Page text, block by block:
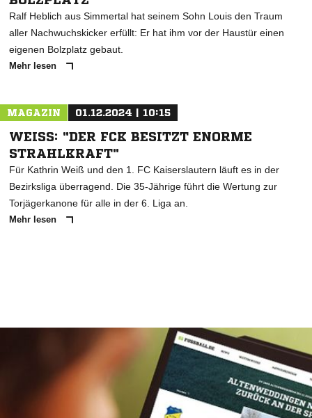
Ralf Heblich aus Simmertal hat seinem Sohn Louis den Traum
aller Nachwuchskicker erfüllt: Er hat ihm vor der Haustür einen
eigenen Bolzplatz gebaut.
Mehr lesen
MAGAZIN 01.12.2024 | 10:15
WEISS: "DER FCK BESITZT ENORME S
TRAHLKRAFT"
Für Kathrin Weiß und den 1. FC Kaiserslautern läuft es in der
Bezirksliga überragend. Die 35-Jährige führt die Wertung zur
Torjägerkanone für alle in der 6. Liga an.
Mehr lesen